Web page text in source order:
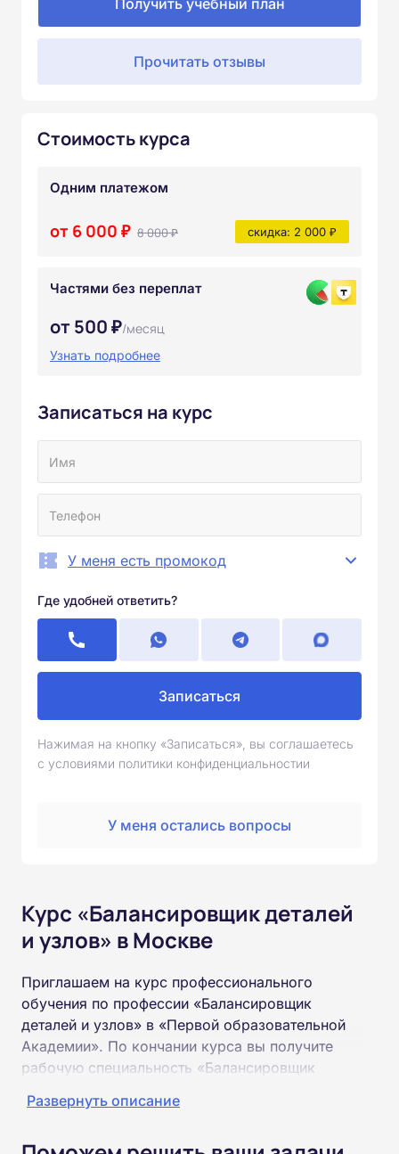
Получить учебный план
Прочитать отзывы
Стоимость курса
Одним платежом
от 6 000 ₽ 8 000 ₽ скидка: 2 000 ₽
Частями без переплат
от 500 ₽/месяц
Узнать подробнее
Записаться на курс
У меня есть промокод
Где удобней ответить?
Записаться
Нажимая на кнопку «Записаться», вы соглашаетесь
с условиями политики конфиденциальностии
У меня остались вопросы
Курс «Балансировщик деталей
и узлов» в Москве
Приглашаем на курс профессионального
обучения по профессии «Балансировщик
деталей и узлов» в «Первой образовательной
Академии». По кончании курса вы получите
рабочую специальность «Балансировщик
Развернуть описание